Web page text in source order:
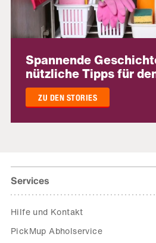
Spannende
nützliche Tipps für
ZU DEN STORIES
Services
Hilfe und Kontakt
PickMup Abholservice